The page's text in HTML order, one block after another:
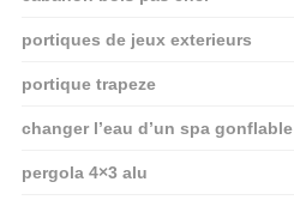
portiques de jeux exterieurs
portique trapeze
changer l’eau d’un spa gonflable
pergola 4×3 alu